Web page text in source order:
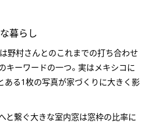
暮らし
野村さんとのこれまでの打ち合わせ
キーワードの一つ。実はメキシコに
ある1枚の写真が家づくりに大きく影
と繋ぐ大きな室内窓は窓枠の比率に